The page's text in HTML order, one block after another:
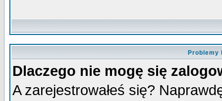
Problemy
Dlaczego nie mogę się
A zarejestrowałeś się?